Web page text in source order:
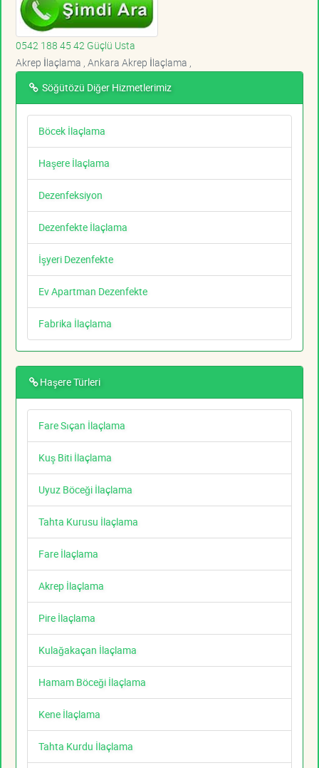
0542 188 45 42 Güçlü Usta
Akrep İlaçlama , Ankara Akrep İlaçlama ,
Söğütözü Diğer Hizmetlerimiz
Böcek İlaçlama
Haşere İlaçlama
Dezenfeksiyon
Dezenfekte İlaçlama
İşyeri Dezenfekte
Ev Apartman Dezenfekte
Fabrika İlaçlama
Haşere Türleri
Fare Sıçan İlaçlama
Kuş Biti İlaçlama
Uyuz Böceği İlaçlama
Tahta Kurusu İlaçlama
Fare İlaçlama
Akrep İlaçlama
Pire İlaçlama
Kulağakaçan İlaçlama
Hamam Böceği İlaçlama
Kene İlaçlama
Tahta Kurdu İlaçlama